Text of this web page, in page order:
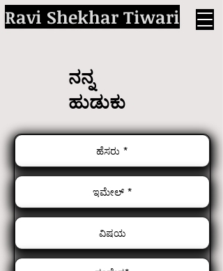
Ravi Shekhar Tiwari
ನನ್ನ
ಹುಡುಕು